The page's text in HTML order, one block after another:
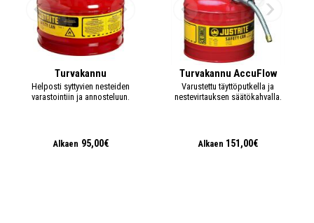
2 175,00€/ kpl kpl + LISÄÄ
Palosuojakaappi Sure-Grip 341L keltainen FM-
hyväksytty 10min
100 03 93
Hyllyjen lkm:
Turvakannu
Helposti syttyvien nesteiden
varastointiin ja annosteluun.
Alkaen 95,00€
Turvakannu AccuFlow
Varustettu täyttöputkella ja
nestevirtauksen säätökahvalla.
Alkaen 151,00€